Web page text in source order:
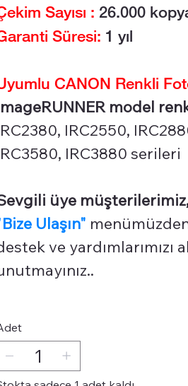
Sayısı : 26.000
Süresi: 1 yıl
CANON Renkli
model
IRC2550,
IRC3880 serileri
üye
Bize Ulaşın"
ve